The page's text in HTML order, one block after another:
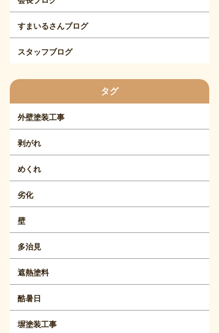
すまいるさんブログ
スタッフブログ
タグ
外壁塗装工事
剥がれ
めくれ
劣化
壁
多治見
遮熱塗料
酷暑日
塀塗装工事